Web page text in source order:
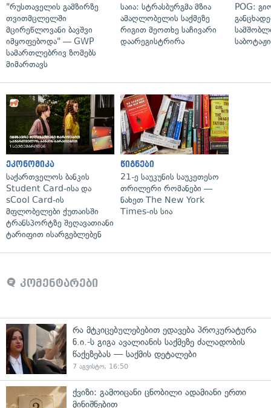
"რუსთაველის გამზირზე
თვითმცლელში
მცირეწლოვანი ბავშვი
იმყოფებოდა" — GWP
სამართლებრივ ზომებს
მიმართავს
საია: სტრასბურგმა მზია
ამაღლობელის საქმეზე
რიგით მეოთხე საჩივარი
დაარეგისტრირა
POG:
ეკონომიკა
საქართველოს ბანკის
Student Card-ისა და
sCool Card-ის
მფლობელები ქუთაისში
ტრანსპორტზე შეღავათიანი
ტარიფით ისარგებლებენ
წიგნები
21-ე საუკუნის საუკეთესო
თრილერი რომანები —
ნახეთ The New York
Times-ის სია
კომენტარები
რა მტკიცებულებებით ედავება პროკურატურა
ნ.ი.-ს გიგა ავალიანის საქმეზე ძალადობის
წაქეზებას — საქმის დეტალები
7 აგვისტო, 16:50
ქვიზი: გამოიცანი ცნობილი ადამიანი ერთი
მინიშნებით